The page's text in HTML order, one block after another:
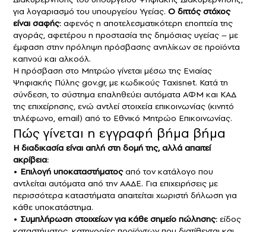
για λογαριασμό του υπουργείου Υγείας. Ο διττός στόχος
είναι σαφής: αφενός η αποτελεσματικότερη εποπτεία της
αγοράς, αφετέρου η προστασία της δημόσιας υγείας – με
έμφαση στην πρόληψη πρόσβασης ανηλίκων σε προϊόντα
καπνού και αλκοόλ.
Η πρόσβαση στο Μητρώο γίνεται μέσω της Ενιαίας
Ψηφιακής Πύλης gov.gr, με κωδικούς Taxisnet. Κατά τη
σύνδεση, το σύστημα επαληθεύει αυτόματα ΑΦΜ και ΚΑΔ
της επιχείρησης, ενώ αντλεί στοιχεία επικοινωνίας (κινητό
τηλέφωνο, email) από το Εθνικό Μητρώο Επικοινωνίας.
Πώς γίνεται η εγγραφή βήμα βήμα
Η διαδικασία είναι απλή στη δομή της, αλλά απαιτεί
ακρίβεια:
• Επιλογή υποκαταστήματοςαπό τον κατάλογο που
αντλείται αυτόματα από την ΑΑΔΕ. Για επιχειρήσεις με
περισσότερα καταστήματα απαιτείται χωριστή δήλωση για
κάθε υποκατάστημα.
• Συμπλήρωση στοιχείων για κάθε σημείο πώλησης: είδος